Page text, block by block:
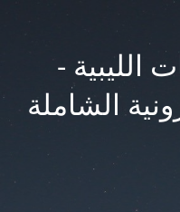
الليبية -
الشاملة